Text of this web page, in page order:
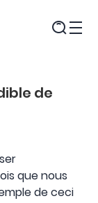
de
que nous
de ceci